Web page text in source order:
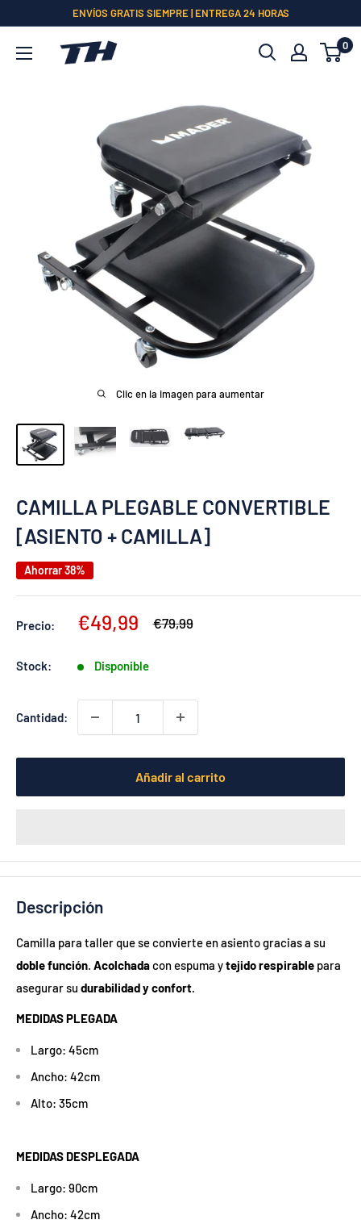
ENVÍOS GRATIS SIEMPRE | ENTREGA 24 HORAS
0
Clic en la imagen para aumentar
CAMILLA PLEGABLE CONVERTIBLE
[ASIENTO + CAMILLA]
Ahorrar 38%
Precio:
Precio
venta
€49,99
Precio
€79,99
Stock: Disponible
Cantidad:
Añadir al carrito
Descripción
Camilla para taller que se convierte en asiento gracias a su
doble función. Acolchadacon espuma ytejido respirable para
asegurar su durabilidad y confort.
MEDIDAS PLEGADA
Largo: 45cm
Ancho: 42cm
Alto: 35cm
MEDIDAS DESPLEGADA
Largo: 90cm
Ancho: 42cm